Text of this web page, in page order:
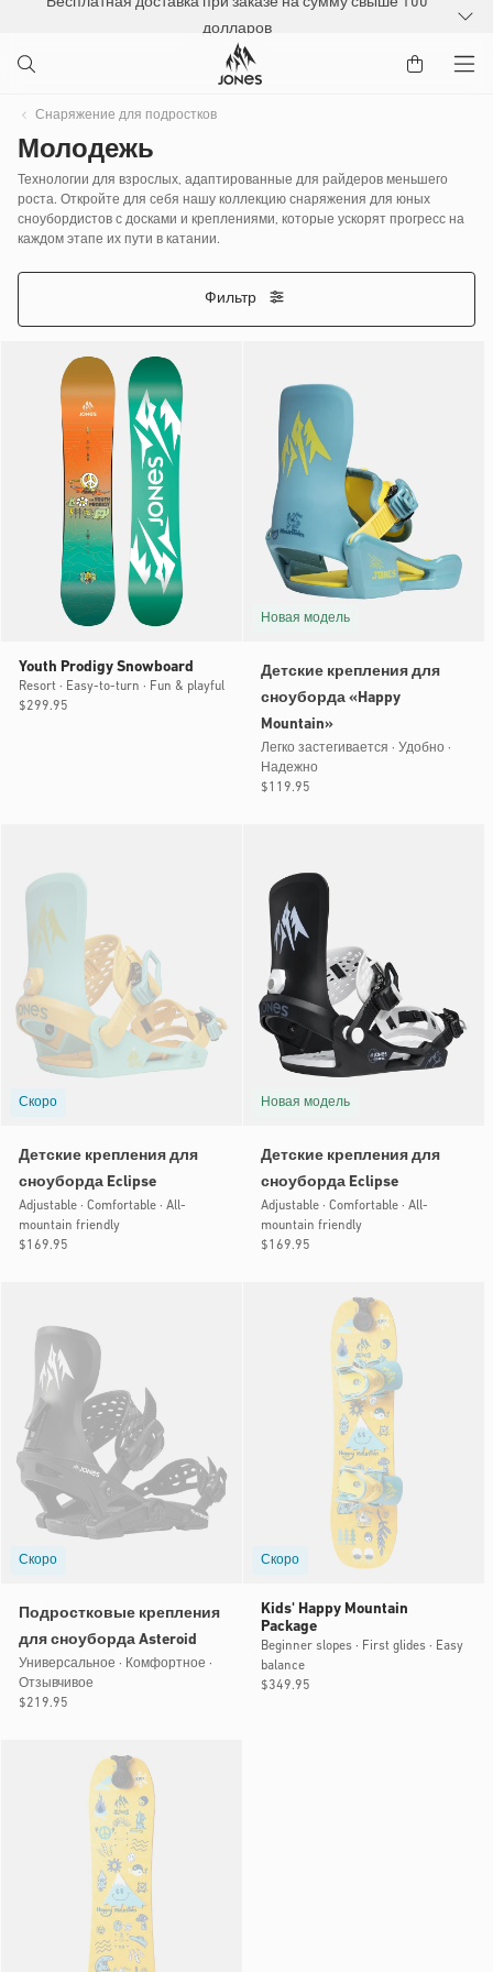
К
долларов
Снаряжение для подростков
Молодежь
Технологии для взрослых, адаптированные для райдеров меньшего
роста. Откройте для себя нашу коллекцию снаряжения для юных
сноубордистов с досками и креплениями, которые ускорят прогресс на
каждом этапе их пути в катании.
Фильтр
Youth Prodigy Snowboard
Resort · Easy-to-turn · Fun & playful
Обычная
$299.95
Новая модель
Детские крепления для
сноуборда «Happy
Mountain»
Легко застегивается · Удобно ·
Надежно
Обычная
$119.95
Скоро
Детские крепления для
сноуборда Eclipse
Adjustable · Comfortable · All-
mountain friendly
Обычная
$169.95
Новая модель
Детские крепления для
сноуборда Eclipse
Adjustable · Comfortable · All-
mountain friendly
Обычная
$169.95
Скоро
Подростковые крепления
для сноуборда Asteroid
Универсальное · Комфортное ·
Отзывчивое
Обычная
$219.95
Скоро
Kids' Happy Mountain
Package
Beginner slopes · First glides · Easy
balance
Обычная
$349.95